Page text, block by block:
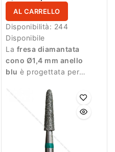
AL CARRELLO
Disponibilità: 244
Disponibile
La fresa diamantata
cono Ø1,4 mm anello
blu è progettata per
e lavorazioni molto
precise.